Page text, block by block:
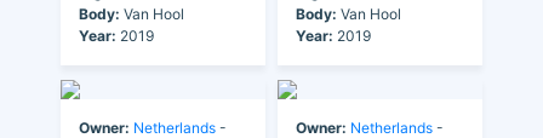
Body: Van Hool
Year: 2019
Body: Van Hool
Year: 2019
Owner: Netherlands -
Owner: Netherlands -